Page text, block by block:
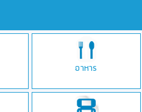
อาหาร